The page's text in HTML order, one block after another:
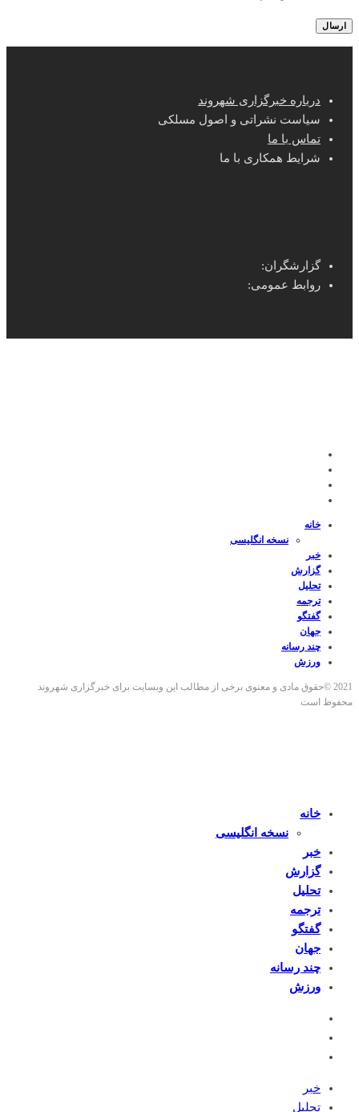
درباره خبرگزاری شهروند
سیاست نشراتی و اصول مسلکی
تماس با ما
شرایط همکاری با ما
گزارشگران:
روابط عمومی:
خانه
نسخه انگلیسی
خبر
گزارش
تحلیل
ترجمه
گفتگو
جهان
چند رسانه
ورزش
2021 ©حقوق مادی و معنوی برخی از مطالب این وبسایت برای خبرگزاری شهروند
محفوظ است
خانه
نسخه انگلیسی
خبر
گزارش
تحلیل
ترجمه
گفتگو
جهان
چند رسانه
ورزش
خبر
تحلیل